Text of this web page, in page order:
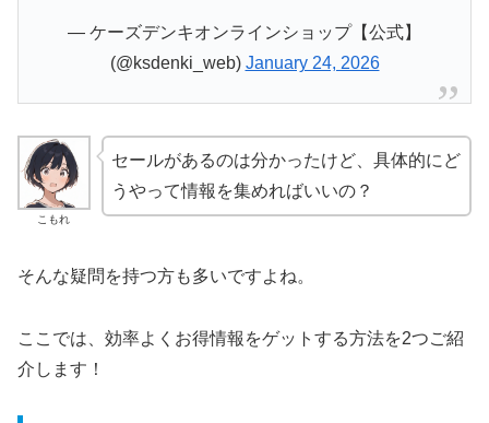
— ケーズデンキオンラインショップ【公式】
(@ksdenki_web) January 24, 2026
こもれ
セールがあるのは分かったけど、具体的にど
うやって情報を集めればいいの？
そんな疑問を持つ方も多いですよね。
ここでは、効率よくお得情報をゲットする方法を2つご紹
介します！